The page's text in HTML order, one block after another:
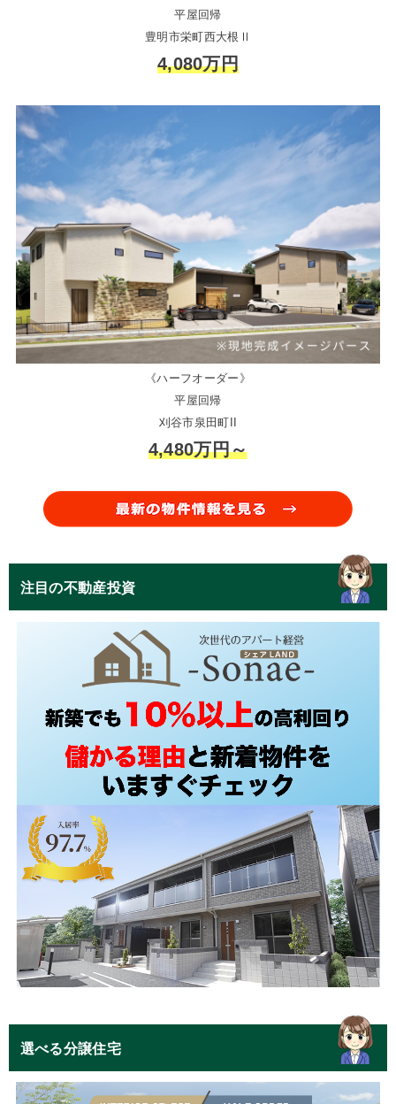
平屋回帰
豊明市栄町西大根Ⅱ
4,080万円
《ハーフオーダー》
平屋回帰
刈谷市泉田町II
4,480万円～
注目の不動産投資
選べる分譲住宅